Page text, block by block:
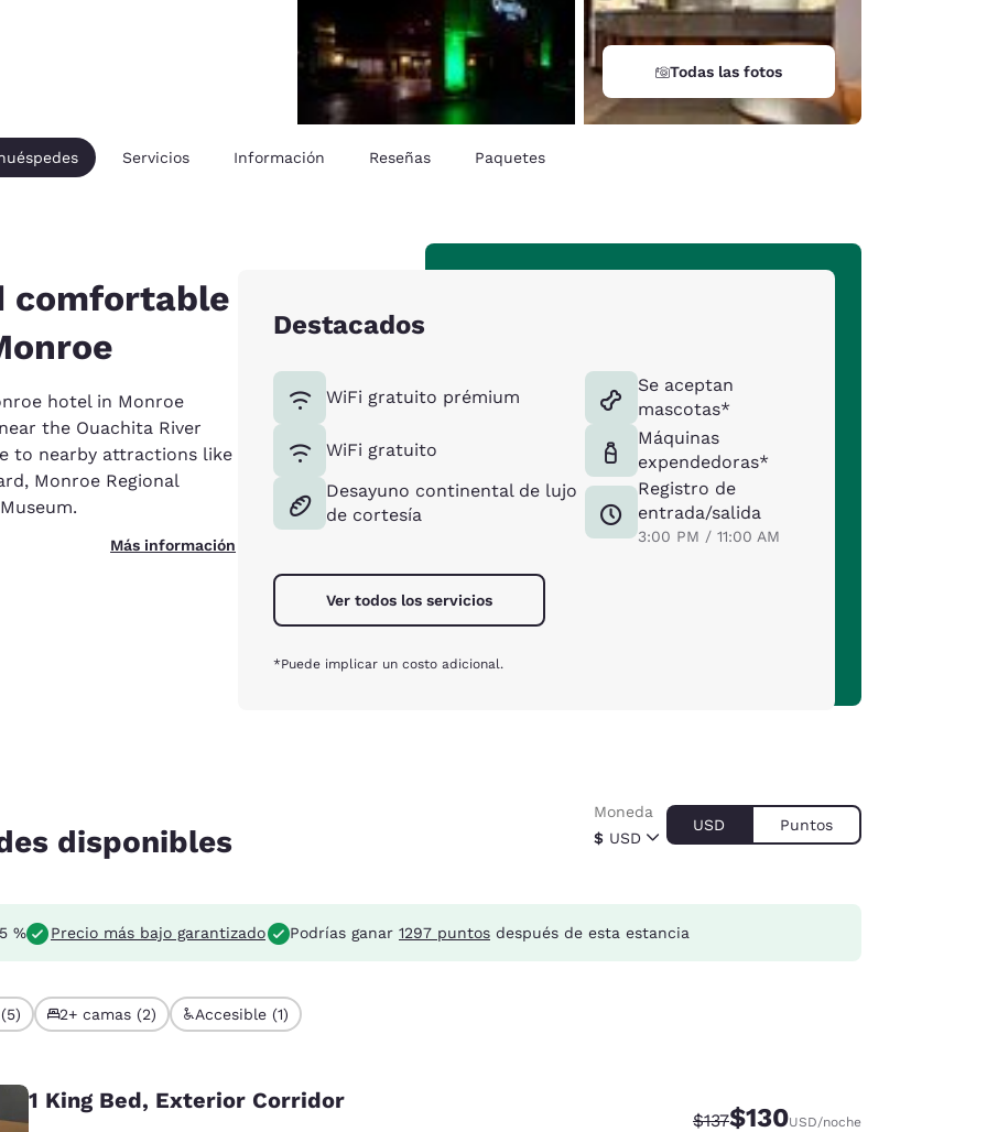
New Zealand
English
Todas las fotos
Servicios Información Reseñas Paquetes
comfortable
hotel in Monroe
the Ouachita River
to nearby attractions like
Monroe Regional
Más información
Destacados
WiFi gratuito prémium
WiFi gratuito
Desayuno continental de lujo
de cortesía
Se aceptan
mascotas*
Máquinas
expendedoras*
Registro de
entrada/salida
3:00 PM / 11:00 AM
Ver todos los servicios
*Puede implicar un costo adicional.
disponibles $ USD
Moneda
USD Puntos
% Precio más bajo garantizado Podrías ganar 1297 puntos después de esta estancia
2+ camas (2) Accesible (1)
1 King Bed, Exterior Corridor
Precio tachado:
$137Precio con descuento:
$130USD/noche